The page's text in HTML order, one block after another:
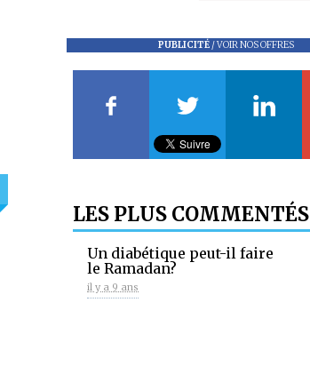
PUBLICITÉ/VOIR NOS OFFRES
LES PLUS COMMENTÉS
Un diabétique peut-il faire
le Ramadan?
il y a 9 ans